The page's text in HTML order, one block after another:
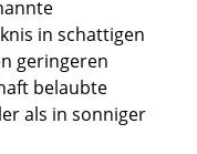
in schattigen
geringeren
belaubte
als in sonniger